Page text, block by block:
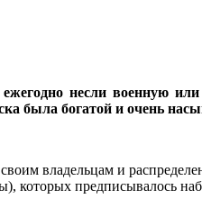
несли военную
была богатой и очень
владельцам и
которых предписывалось